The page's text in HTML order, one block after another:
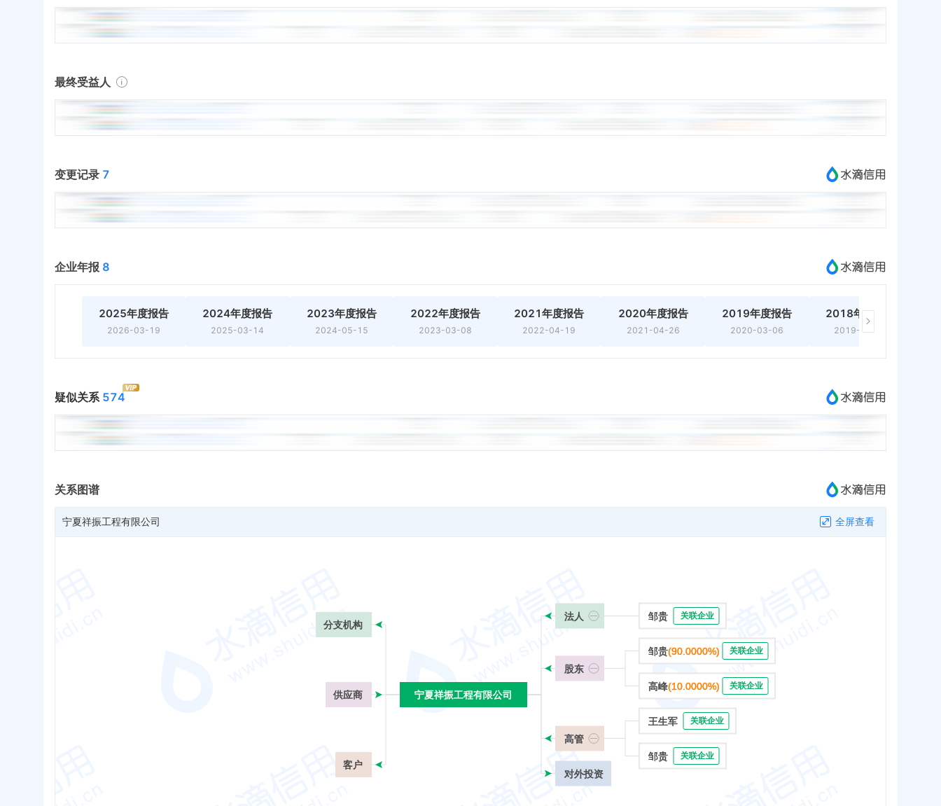
最终受益人
变更记录 7
企业年报 8
2025年度报告
2026-03-19
2024年度报告
2025-03-14
2023年度报告
2024-05-15
2022年度报告
2023-03-08
2021年度报告
2022-04-19
2020年度报告
2021-04-26
2019年度报告
2020-03-06
2018年度报告
2019-05-07
疑似关系 574
关系图谱
宁夏祥振工程有限公司 全屏查看
宁夏祥振工程有限公司
分支机构
供应商
客户
宁夏祥振工程有限公司
法人
股东
高管
对外投资
邹贵 关联企业
邹贵(90.0000%) 关联企业
高峰(10.0000%) 关联企业
王生军 关联企业
邹贵 关联企业